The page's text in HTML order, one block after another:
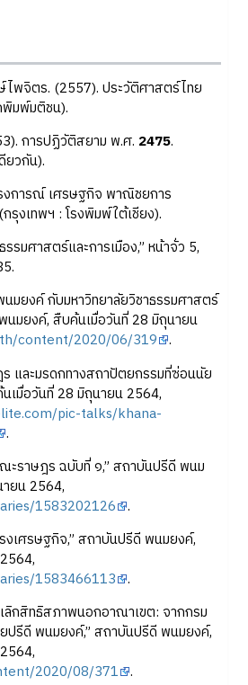
ไพจิตร. (2557). ประวัติศาสตร์ไทย
พิมพ์มติชน).
การปฏิวัติสยาม พ.ศ. 2475.
ยวกัน).
งการณ์ เศรษฐกิจ พาณิชยการ
รุงเทพฯ : โรงพิมพ์ใต้เชียง).
รมศาสตร์และการเมือง,” หน้าจั่ว 5,
มยงค์ กับมหาวิทยาลัยวิชาธรรมศาสตร์
นมยงค์, สืบค้นเมื่อวันที่ 28 มิถุนายน
content/2020/06/319 .
และมรดกทางสถาปัตยกรรมที่ซ่อนนัย
เมื่อวันที่ 28 มิถุนายน 2564,
pic-talks/khana-
.
ะราษฎร ฉบับที่ ๑,” สถาบันปรีดี พนม
ยน 2564,
1583202126 .
งเศรษฐกิจ,” สถาบันปรีดี พนมยงค์,
1583466113 .
ลิกสิทธิสภาพนอกอาณาเขต: จากกรม
ปรีดี พนมยงค์,” สถาบันปรีดี พนมยงค์,
2020/08/371 .